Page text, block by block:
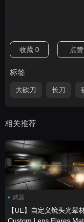
收藏 0 点赞
标签
大砍刀 长刀
相关推荐
武器
【UE】自定义镜头光晕
Custom Lens Flares